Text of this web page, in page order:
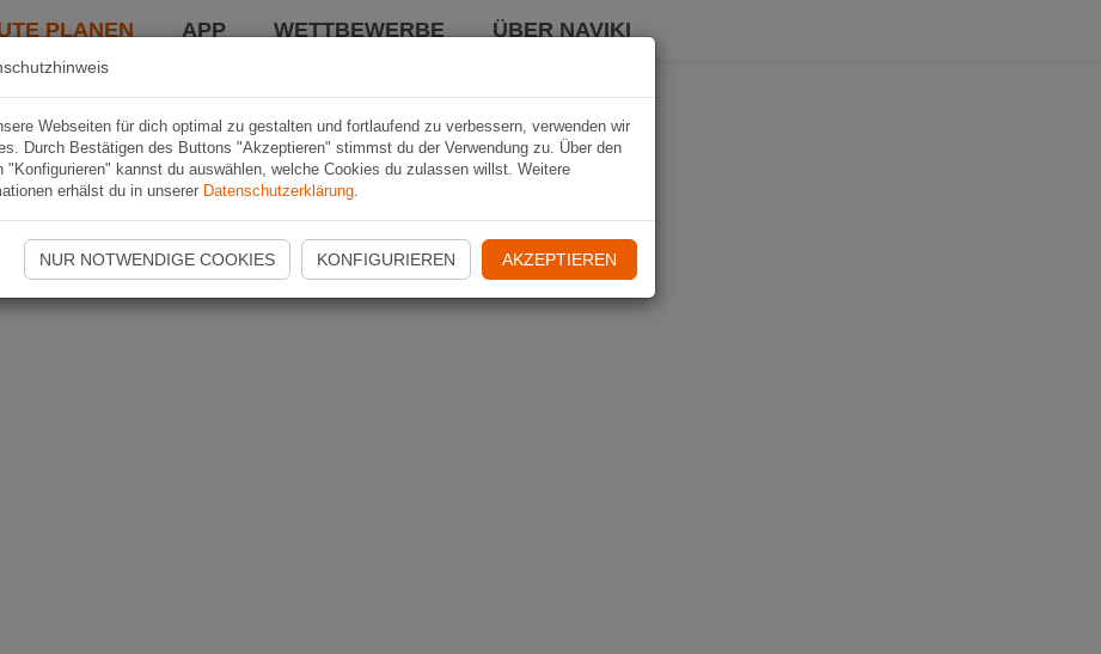
PLANEN APP WETTBEWERBE ÜBER NAVIKI
Webseiten für dich optimal zu gestalten und fortlaufend zu verbessern, verwenden wir
Durch Bestätigen des Buttons "Akzeptieren" stimmst du der Verwendung zu. Über den
"Konfigurieren" kannst du auswählen, welche Cookies du zulassen willst. Weitere
erhälst du in unserer Datenschutzerklärung.
NUR NOTWENDIGE COOKIES KONFIGURIEREN AKZEPTIEREN